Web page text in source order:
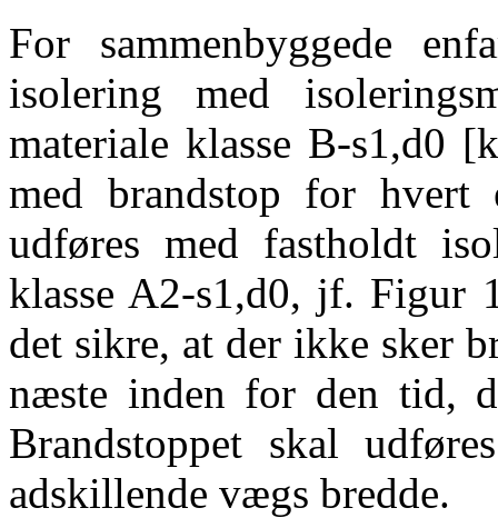
For sammenbyggede
isolering med
materiale klasse B-s1,d0
med brandstop for hvert
udføres med fastholdt
klasse A2-s1,d0, jf. Figur
det sikre, at der ikke sker
næste inden for den tid,
Brandstoppet skal
adskillende vægs bredde.